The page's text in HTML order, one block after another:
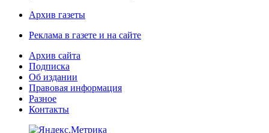
Архив газеты
Реклама в газете и на сайте
Архив сайта
Подписка
Об издании
Правовая информация
Разное
Контакты